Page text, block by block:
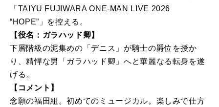
「TAIYU FUJIWARA ONE-MAN LIVE 2026
“HOPE”」を控える。
【役名：ガラハッド卿】
下層階級の泥集めの「デニス」が騎士の爵位を授か
り、精悍な男「ガラハッド卿」へと華麗なる転身を遂
げる。
【コメント】
念願の福田組。初めてのミュージカル。楽しみで仕方